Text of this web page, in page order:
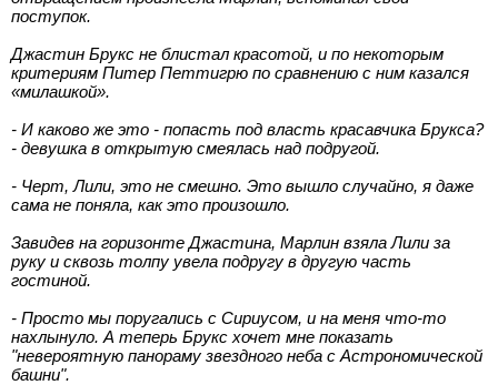
поступок.
Джастин Брукс не блистал красотой, и по некоторым
критериям Питер Петтигрю по сравнению с ним казался
«милашкой».
- И каково же это - попасть под власть красавчика Брукса?
- девушка в открытую смеялась над подругой.
- Черт, Лили, это не смешно. Это вышло случайно, я даже
сама не поняла, как это произошло.
Завидев на горизонте Джастина, Марлин взяла Лили за
руку и сквозь толпу увела подругу в другую часть
гостиной.
- Просто мы поругались с Сириусом, и на меня что-то
нахлынуло. А теперь Брукс хочет мне показать
"невероятную панораму звездного неба с Астрономической
башни".